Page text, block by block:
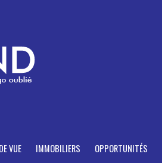
VUE IMMOBILIERS OPPORTUNITÉS